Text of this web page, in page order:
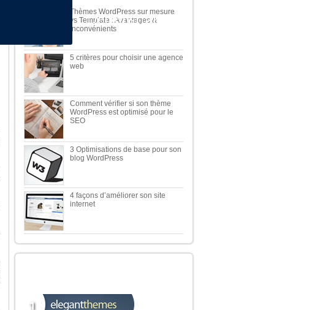
Démonstration
Thèmes WordPress sur mesure
vs Template : Avantages &
Inconvénients
5 critères pour choisir une agence
web
Comment vérifier si son thème
WordPress est optimisé pour le
SEO
3 Optimisations de base pour son
blog WordPress
4 façons d’améliorer son site
internet